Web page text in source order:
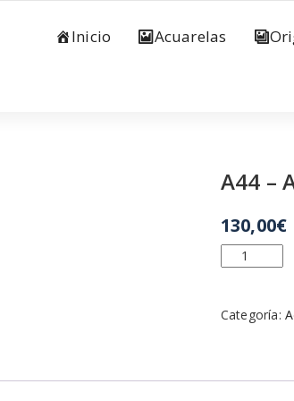
Inicio Acuarelas
A44 –
130,00€
A44
-
Mieres
Categoría: